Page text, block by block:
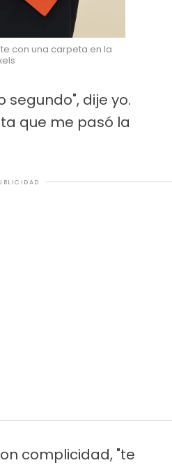
con una carpeta en la
segundo", dije yo.
que me pasó la
complicidad, "te